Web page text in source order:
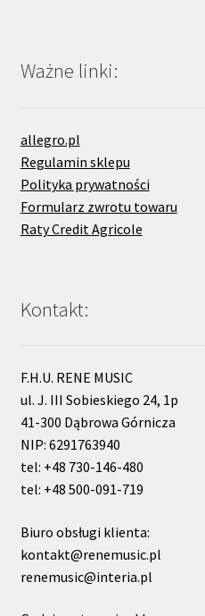
Ważne linki:
allegro.pl
Regulamin sklepu
Polityka prywatności
Formularz zwrotu towaru
Raty Credit Agricole
Kontakt:
F.H.U. RENE MUSIC
ul. J. III Sobieskiego 24, 1p
41-300 Dąbrowa Górnicza
NIP: 6291763940
tel: +48 730-146-480
tel: +48 500-091-719
Biuro obsługi klienta:
kontakt@renemusic.pl
renemusic@interia.pl